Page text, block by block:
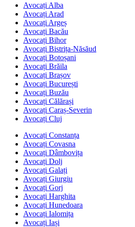
Avocați Alba
Avocați Arad
Avocați Argeș
Avocați Bacău
Avocați Bihor
Avocați Bistrița-Năsăud
Avocați Botoșani
Avocați Brăila
Avocați Brașov
Avocați București
Avocați Buzău
Avocați Călărași
Avocați Caraș-Severin
Avocați Cluj
Avocați Constanța
Avocați Covasna
Avocați Dâmbovița
Avocați Dolj
Avocați Galați
Avocați Giurgiu
Avocați Gorj
Avocați Harghita
Avocați Hunedoara
Avocați Ialomița
Avocați Iași